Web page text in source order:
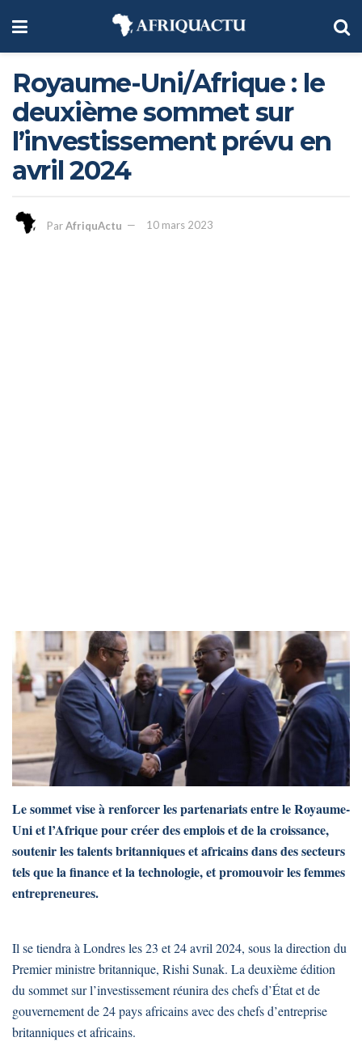
Royaume-Uni/Afrique : le
deuxième sommet sur
l’investissement prévu en
avril 2024
ParAfriquActu 10 mars 2023
Le sommet vise à renforcer les partenariats entre le Royaume-
Uni et l’Afrique pour créer des emplois et de la croissance,
soutenir les talents britanniques et africains dans des secteurs
tels que la finance et la technologie, et promouvoir les femmes
entrepreneures.
Il se tiendra à Londres les 23 et 24 avril 2024, sous la direction du
Premier ministre britannique, Rishi Sunak. La deuxième édition
du sommet sur l’investissement réunira des chefs d’État et de
gouvernement de 24 pays africains avec des chefs d’entreprise
britanniques et africains.